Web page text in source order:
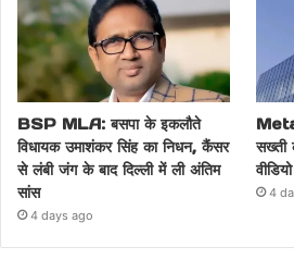
BSP MLA: बसपा के इकलौते
विधायक उमाशंकर सिंह का निधन, कैंसर
से लंबी जंग के बाद दिल्ली में ली अंतिम
सांस
4 days ago
सख्ती
4